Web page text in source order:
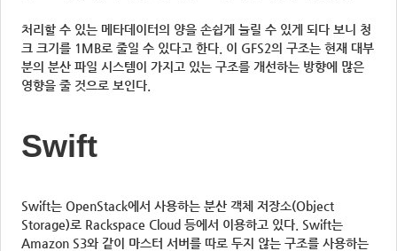
처리할 수 있는 메타데이터의 양을 손쉽게 늘릴 수 있게 되다 보니 청
크 크기를 1MB로 줄일 수 있다고 한다. 이 GFS2의 구조는 현재 대부
분의 분산 파일 시스템이 가지고 있는 구조를 개선하는 방향에 많은
영향을 줄 것으로 보인다.
Swift
Swift는 OpenStack에서 사용하는 분산 객체 저장소(Object
Storage)로 Rackspace Cloud 등에서 이용하고 있다. Swift는
Amazon S3와 같이 마스터 서버를 따로 두지 않는 구조를 사용하는